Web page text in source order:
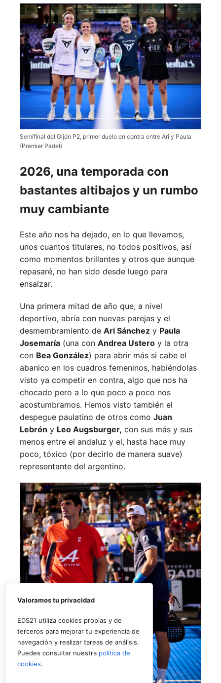
Semifinal del Gijón P2, primer duelo en contra entre Ari y Paula
(Premier Padel)
2026, una temporada con
bastantes altibajos y un rumbo
muy cambiante
Este año nos ha dejado, en lo que llevamos,
unos cuantos titulares, no todos positivos, así
como momentos brillantes y otros que aunque
repasaré, no han sido desde luego para
ensalzar.
Una primera mitad de año que, a nivel
deportivo, abría con nuevas parejas y el
desmembramiento de Ari Sánchez y Paula
Josemaría (una con Andrea Ustero y la otra
con Bea González) para abrir más si cabe el
abanico en los cuadros femeninos, habiéndolas
visto ya competir en contra, algo que nos ha
chocado pero a lo que poco a poco nos
acostumbramos. Hemos visto también el
despegue paulatino de otros como Juan
Lebrón y Leo Augsburger, con sus más y sus
menos entre el andaluz y el, hasta hace muy
poco, tóxico (por decirlo de manera suave)
representante del argentino.
Valoramos tu privacidad
EDS21 utiliza cookies propias y de
terceros para mejorar tu experiencia de
navegación y realizar tareas de análisis.
Puedes consultar nuestra política de
cookies.